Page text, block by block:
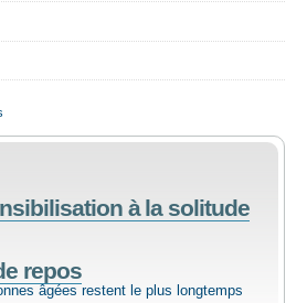
à la solitude
repos
âgées restent le plus longtemps